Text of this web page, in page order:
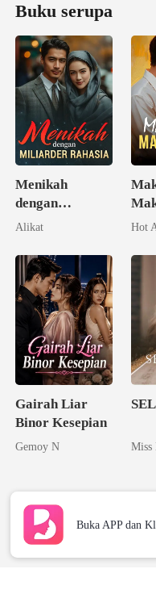
Buku serupa
Menikah
dengan
Miliarder
Alikat Hot
Gairah Liar
Binor Kesepian
Gemoy N Miss
Buka APP dan